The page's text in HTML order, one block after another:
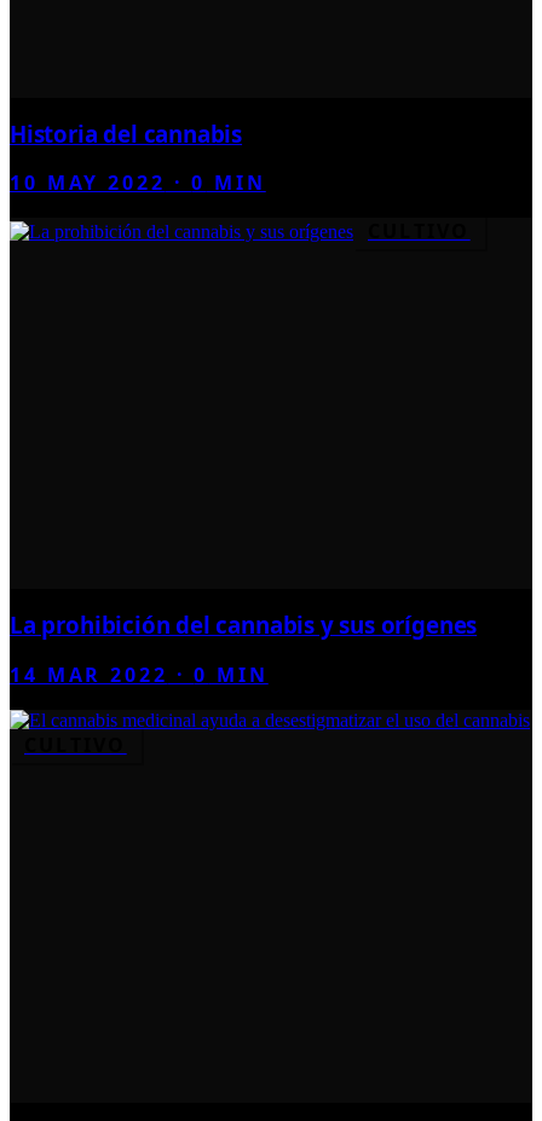
Historia del cannabis
10 MAY 2022 ·0 MIN
La prohibición del cannabis y sus orígenes
14 MAR 2022 ·0 MIN